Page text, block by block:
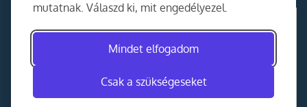
mutatnak. Válaszd ki, mit engedélyezel.
Mindet elfogadom
Csak a szükségeseket